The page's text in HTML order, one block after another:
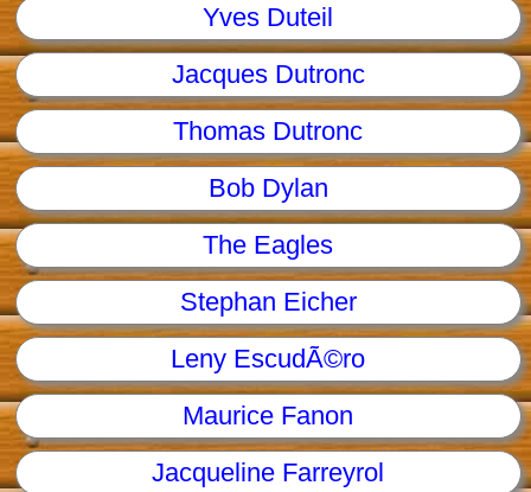
Yves Duteil
Jacques Dutronc
Thomas Dutronc
Bob Dylan
The Eagles
Stephan Eicher
Leny EscudÃ©ro
Maurice Fanon
Jacqueline Farreyrol